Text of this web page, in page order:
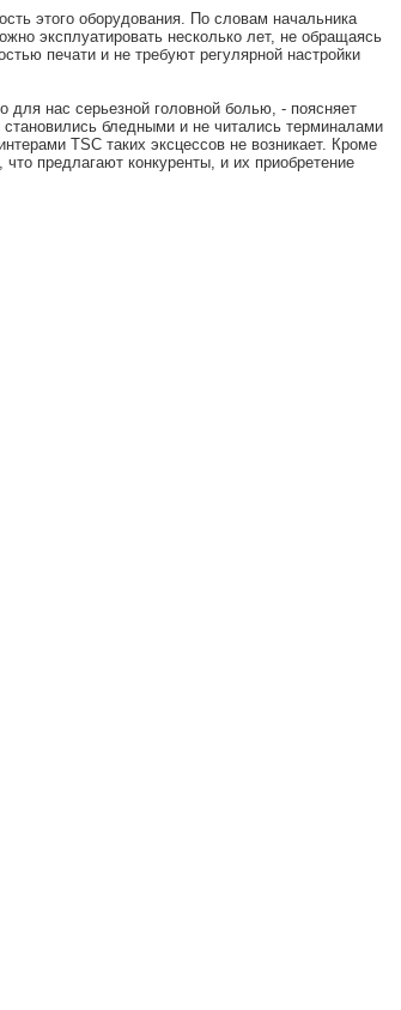
этого оборудования. По словам начальника
эксплуатировать несколько лет, не обращаясь
печати и не требуют регулярной настройки
нас серьезной головной болью, - поясняет
бледными и не читались терминалами
TSC таких эксцессов не возникает. Кроме
предлагают конкуренты, и их приобретение